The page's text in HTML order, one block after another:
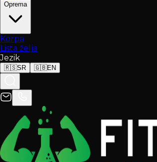
Oprema
Korpa
Lista želja
Jezik
🇷🇸SR 🇬🇧EN